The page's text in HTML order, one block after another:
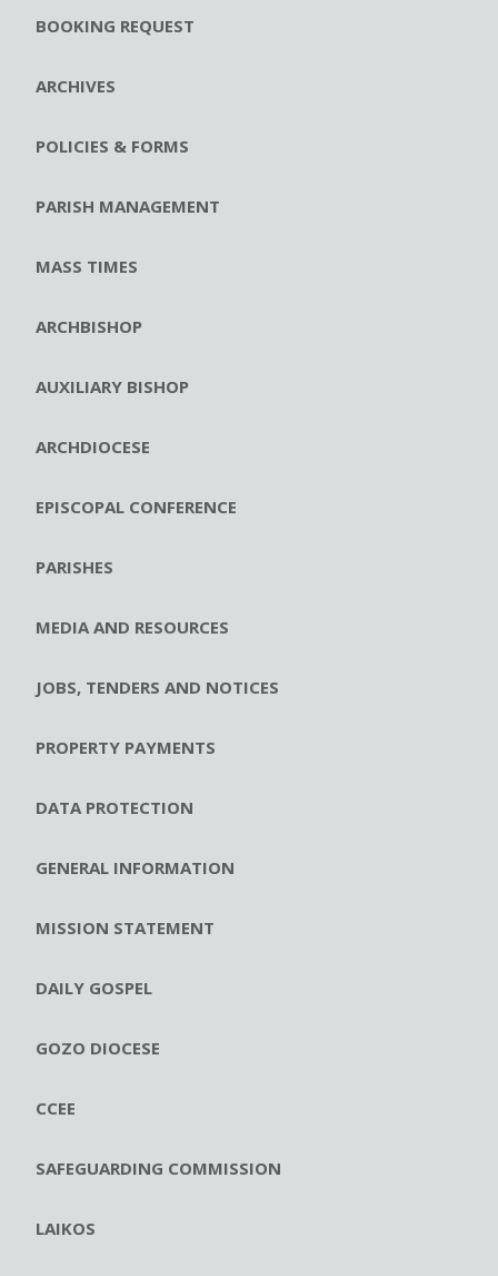
BOOKING REQUEST
ARCHIVES
POLICIES & FORMS
PARISH MANAGEMENT
MASS TIMES
ARCHBISHOP
AUXILIARY BISHOP
ARCHDIOCESE
EPISCOPAL CONFERENCE
PARISHES
MEDIA AND RESOURCES
JOBS, TENDERS AND NOTICES
PROPERTY PAYMENTS
DATA PROTECTION
GENERAL INFORMATION
MISSION STATEMENT
DAILY GOSPEL
GOZO DIOCESE
CCEE
SAFEGUARDING COMMISSION
LAIKOS